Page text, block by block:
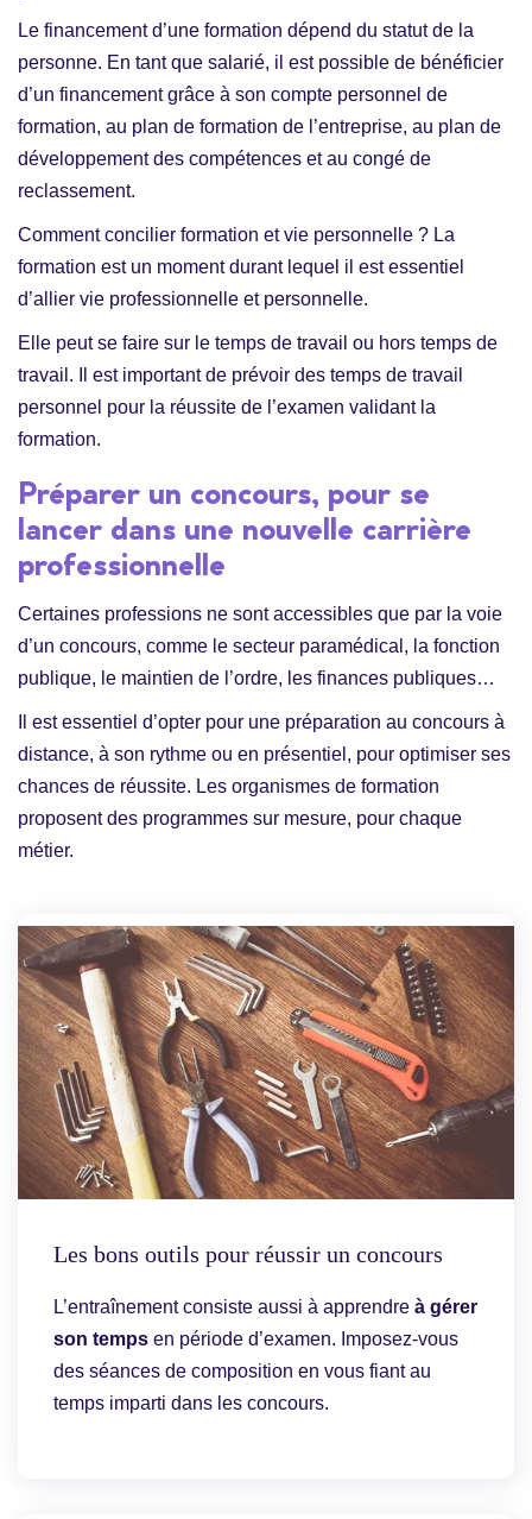
Le financement d’une formation dépend du statut de la
personne. En tant que salarié, il est possible de bénéficier
d’un financement grâce à son compte personnel de
formation, au plan de formation de l’entreprise, au plan de
développement des compétences et au congé de
reclassement.
Comment concilier formation et vie personnelle ? La
formation est un moment durant lequel il est essentiel
d’allier vie professionnelle et personnelle.
Elle peut se faire sur le temps de travail ou hors temps de
travail. Il est important de prévoir des temps de travail
personnel pour la réussite de l’examen validant la
formation.
Préparer un concours, pour se
lancer dans une nouvelle carrière
professionnelle
Certaines professions ne sont accessibles que par la voie
d’un concours, comme le secteur paramédical, la fonction
publique, le maintien de l’ordre, les finances publiques…
Il est essentiel d’opter pour une préparation au concours à
distance, à son rythme ou en présentiel, pour optimiser ses
chances de réussite. Les organismes de formation
proposent des programmes sur mesure, pour chaque
métier.
Les bons outils pour réussir un concours
L’entraînement consiste aussi à apprendre à gérer
son temps en période d’examen. Imposez-vous
des séances de composition en vous fiant au
temps imparti dans les concours.